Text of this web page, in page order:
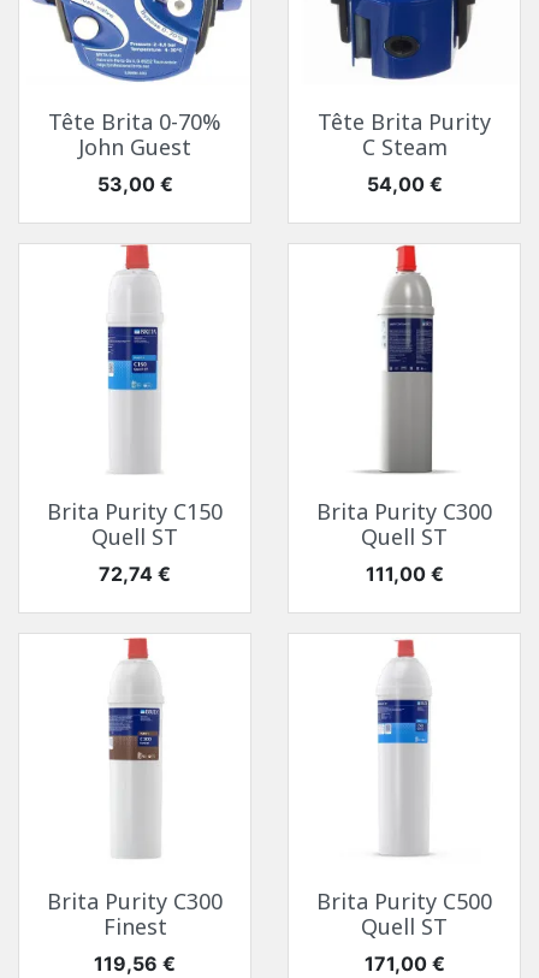
Tête Brita 0-70%
John Guest
Prix
53,00 €
Tête Brita Purity
C Steam
Prix
54,00 €
Brita Purity C150
Quell ST
Prix
72,74 €
Brita Purity C300
Quell ST
Prix
111,00 €
Brita Purity C300
Finest
Prix
119,56 €
Brita Purity C500
Quell ST
Prix
171,00 €